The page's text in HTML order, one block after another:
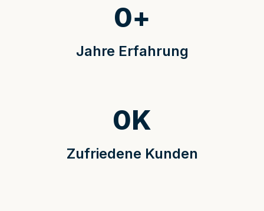
Jahre Erfahrung
0+
Zufriedene Kunden
0K